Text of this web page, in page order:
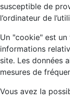
susceptible de
l’ordinateur de
Un "cookie" est
informations
site. Les données
mesures de
Vous avez la